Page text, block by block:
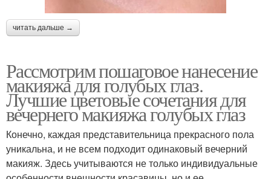
читать дальше →
Рассмотрим пошаговое нанесение
макияжа для голубых глаз.
Лучшие цветовые сочетания для
вечернего макияжа голубых глаз
Конечно, каждая представительница прекрасного пола
уникальна, и не всем подходит одинаковый вечерний
макияж. Здесь учитываются не только индивидуальные